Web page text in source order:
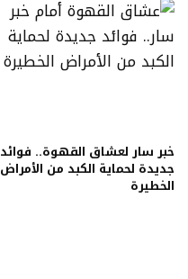
خبر سار لعشاق القهوة.. فوائد
جديدة لحماية الكبد من الأمراض
الخطيرة